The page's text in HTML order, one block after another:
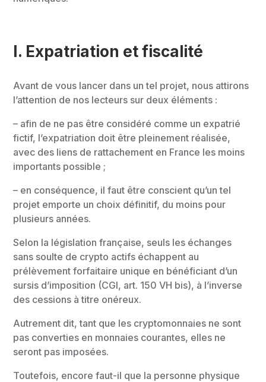
I. Expatriation et fiscalité
Avant de vous lancer dans un tel projet, nous attirons
l’attention de nos lecteurs sur deux éléments :
– afin de ne pas être considéré comme un expatrié
fictif, l’expatriation doit être pleinement réalisée,
avec des liens de rattachement en France les moins
importants possible ;
– en conséquence, il faut être conscient qu’un tel
projet emporte un choix définitif, du moins pour
plusieurs années.
Selon la législation française, seuls les échanges
sans soulte de crypto actifs échappent au
prélèvement forfaitaire unique en bénéficiant d’un
sursis d’imposition (CGI, art. 150 VH bis), à l’inverse
des cessions à titre onéreux.
Autrement dit, tant que les cryptomonnaies ne sont
pas converties en monnaies courantes, elles ne
seront pas imposées.
Toutefois, encore faut-il que la personne physique